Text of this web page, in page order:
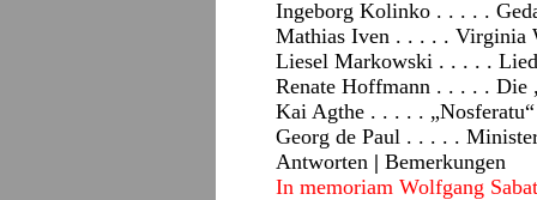
Ingeborg Kolinko . . . . .
Mathias Iven . . . . . Virginia
Liesel Markowski . . . . .
Renate Hoffmann . . . . . Die
Kai Agthe . . . . .
Georg de Paul . . . . .
Antworten | Bemerkungen
In memoriam Wolfgang